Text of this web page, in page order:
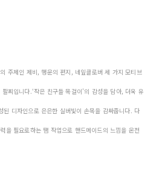
주제인 제비, 행운의 편지, 네잎클로버 세 가지 모티브
찌입니다.‘작은 친구들 목걸이’의 감성을 담아, 더욱 유
된 디자인으로 은은한 실버빛이 손목을 감싸줍니다. 다
을 필요로하는 땜 작업으로 핸드메이드의 느낌을 온전